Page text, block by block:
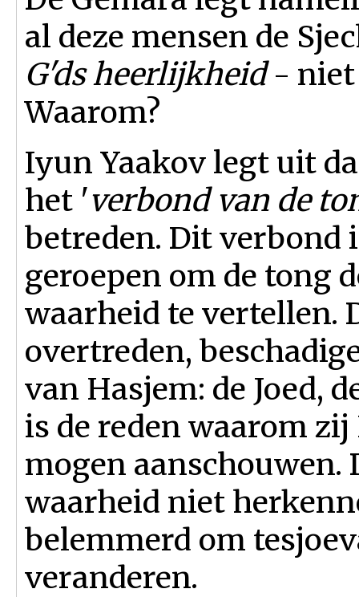
al deze mensen de
G'ds heerlijkheid- niet
Waarom?
Iyun Yaakov legt uit
het 'verbond van de
betreden. Dit verbond
geroepen om de tong
waarheid te vertellen.
overtreden,
van Hasjem: de Joed,
is de reden waarom
mogen aanschouwen.
waarheid niet
belemmerd om
veranderen.